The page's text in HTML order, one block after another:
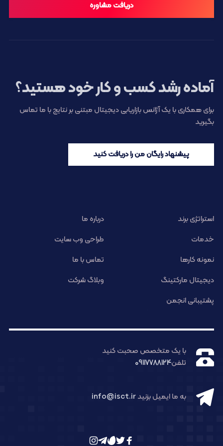
دریافت مشاوره
آماده رشد کسب و کار خود هستید؟
برای همکاری با یک آژانس بازاریابی دیجیتال مبتنی بر نتایج با ما تماس
بگیرید
پیشنهاد رایگان من را دریافت کنید
استراتژی برند
درباره ما
خدمات
طراحی وب سایت
نمونه کارها
تماس با ما
دیجیتال مارکتینگ
وبلاگ شرکت
پشتیبانی انجمن
با یک متخصص صحبت کنید
تلفن09117788124
به ما ایمیل بزنیدinfo@isct.ir